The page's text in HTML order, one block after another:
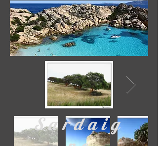
Sardaig